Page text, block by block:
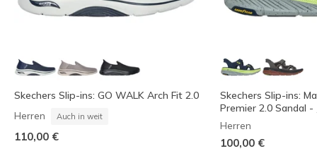
Skechers Slip-ins: GO WALK Arch Fit 2.0
Herren Auch in weit
110,00 €
Skechers Slip-ins:
Premier 2.0 Sandal -
Herren
100,00 €